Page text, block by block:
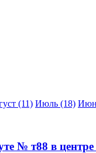
(11) Июль (18)
№ т88 в